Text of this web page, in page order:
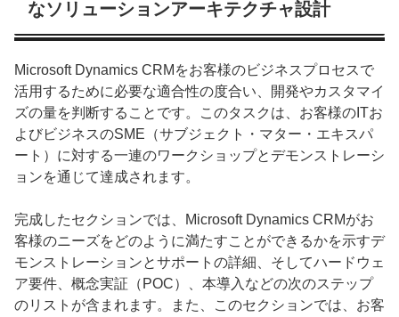
なソリューションアーキテクチャ設計
Microsoft Dynamics CRMをお客様のビジネスプロセスで
活用するために必要な適合性の度合い、開発やカスタマイ
ズの量を判断することです。このタスクは、お客様のITお
よびビジネスのSME（サブジェクト・マター・エキスパ
ート）に対する一連のワークショップとデモンストレーシ
ョンを通じて達成されます。
完成したセクションでは、Microsoft Dynamics CRMがお
客様のニーズをどのように満たすことができるかを示すデ
モンストレーションとサポートの詳細、そしてハードウェ
ア要件、概念実証（POC）、本導入などの次のステップ
のリストが含まれます。また、このセクションでは、お客